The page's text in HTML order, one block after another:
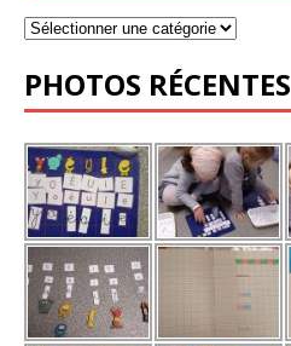
PHOTOS RÉCENTES